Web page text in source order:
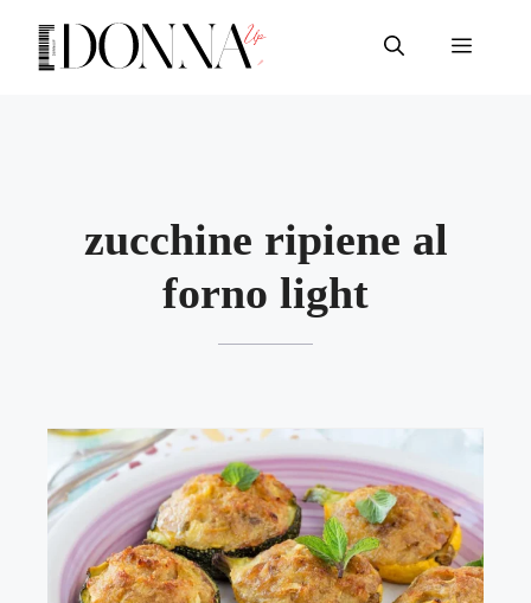
contenuto
Menu
zucchine ripiene al
forno light